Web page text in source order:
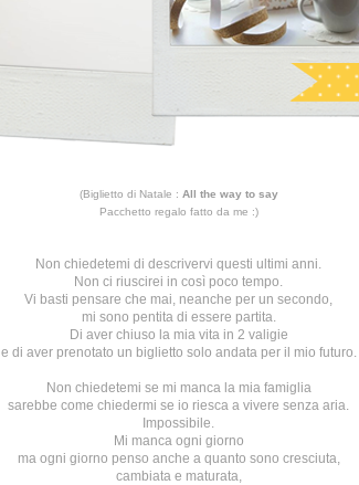
(Biglietto di Natale : All the way to say
Pacchetto regalo fatto da me :)
Non chiedetemi di descrivervi questi ultimi anni.
Non ci riuscirei in così poco tempo.
Vi basti pensare che mai, neanche per un secondo,
mi sono pentita di essere partita.
Di aver chiuso la mia vita in 2 valigie
e di aver prenotato un biglietto solo andata per il mio futuro.
Non chiedetemi se mi manca la mia famiglia
sarebbe come chiedermi se io riesca a vivere senza aria.
Impossibile.
Mi manca ogni giorno
ma ogni giorno penso anche a quanto sono cresciuta,
cambiata e maturata,